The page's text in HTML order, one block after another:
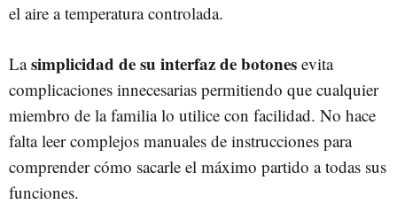
el aire a temperatura controlada.
Lasimplicidad de su interfaz de botones evita
complicaciones innecesarias permitiendo que cualquier
miembro de la familia lo utilice con facilidad. No hace
falta leer complejos manuales de instrucciones para
comprender cómo sacarle el máximo partido a todas sus
funciones.